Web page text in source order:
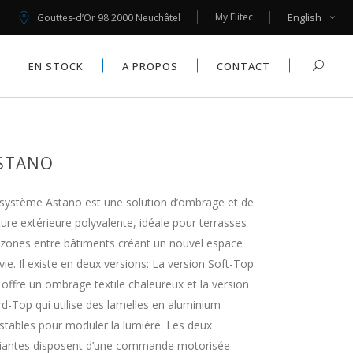
Gouttes-d’Or 98 2000 Neuchâtel My Elitec English
EN STOCK A PROPOS CONTACT
AUTOMATISMES
Astano est une solution d’ombrage et de
extérieure polyvalente, idéale pour terrasses
entre bâtiments créant un nouvel espace
Il existe en deux versions: La version Soft-Top
offre un ombrage textile chaleureux et la version
Top qui utilise des lamelles en aluminium
pour moduler la lumière. Les deux
disposent d’une commande motorisée